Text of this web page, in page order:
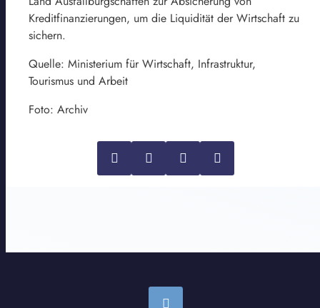
Kreditfinanzierungen, um die Liquidität der Wirtschaft zu
sichern.
Quelle: Ministerium für Wirtschaft, Infrastruktur,
Tourismus und Arbeit
Foto: Archiv